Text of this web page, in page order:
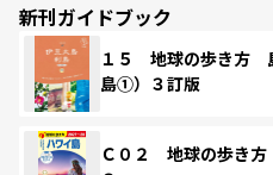
新刊ガイドブック
１５ 地球の歩き方
島①）３訂版
Ｃ０２ 地球の歩き